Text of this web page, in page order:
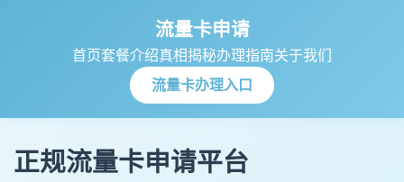
流量卡申请
首页套餐介绍真相揭秘办理指南关于我们
流量卡办理入口
正规流量卡申请平台